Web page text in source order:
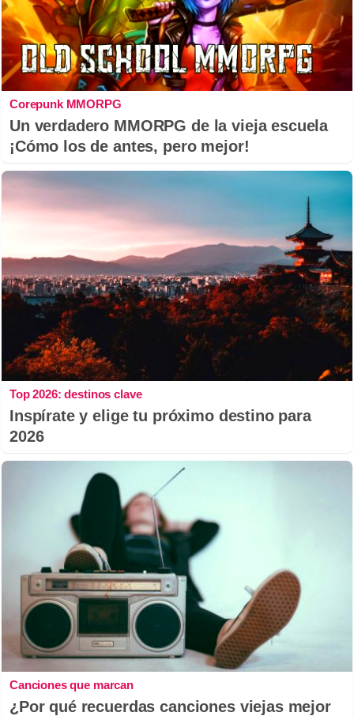
Corepunk MMORPG
Un verdadero MMORPG de la vieja escuela
¡Cómo los de antes, pero mejor!
Top 2026: destinos clave
Inspírate y elige tu próximo destino para
2026
Canciones que marcan
¿Por qué recuerdas canciones viejas mejor